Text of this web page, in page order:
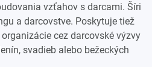
vzťahov s darcami. Šíri
a darcovstve. Poskytuje tiež
cez darcovské výzvy
svadieb alebo bežeckých